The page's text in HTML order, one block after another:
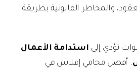
والمخاطر القانونية بطريقة
تؤدي إلى استدامة الأعمال
. أفضل محامي إفلاس في